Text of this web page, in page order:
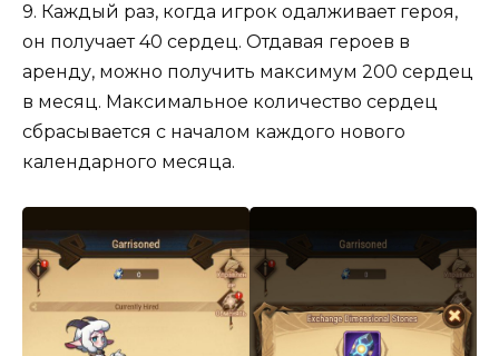
9. Каждый раз, когда игрок одалживает героя,
он получает 40 сердец. Отдавая героев в
аренду, можно получить максимум 200 сердец
в месяц. Максимальное количество сердец
сбрасывается с началом каждого нового
календарного месяца.